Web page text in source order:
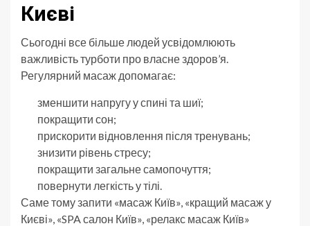
Києві
Сьогодні все більше людей усвідомлюють
важливість турботи про власне здоров’я.
Регулярний масаж допомагає:
зменшити напругу у спині та шиї;
покращити сон;
прискорити відновлення після тренувань;
знизити рівень стресу;
покращити загальне самопочуття;
повернути легкість у тілі.
Саме тому запити «масаж Київ», «кращий масаж у
Києві», «SPA салон Київ», «релакс масаж Київ»